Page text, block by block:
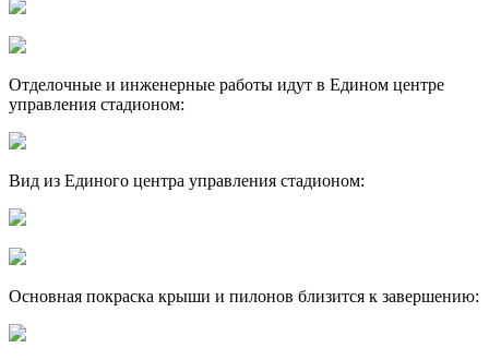
Отделочные и инженерные работы идут в Едином центре
управления стадионом:
Вид из Единого центра управления стадионом:
Основная покраска крыши и пилонов близится к завершению: